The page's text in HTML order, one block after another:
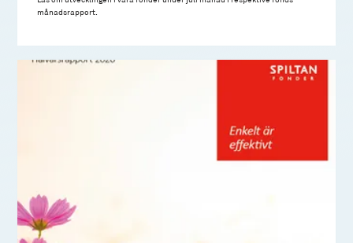
månadsrapport.